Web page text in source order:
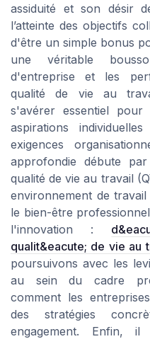
assiduité et son désir
l’atteinte des objectifs
d'être un simple bonus
une véritable
d'entreprise et les
qualité de vie au
s'avérer essentiel
aspirations
exigences
approfondie débute
qualité de vie au travail
environnement de
le bien-être
l'innovation :
qualit&eacute; de vie au
poursuivons avec les
au sein du cadre
comment les
des stratégies
engagement. Enfin,